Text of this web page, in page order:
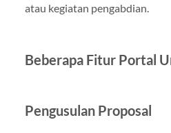
atau kegiatan pengabdian.
Beberapa Fitur Portal
Pengusulan Proposal